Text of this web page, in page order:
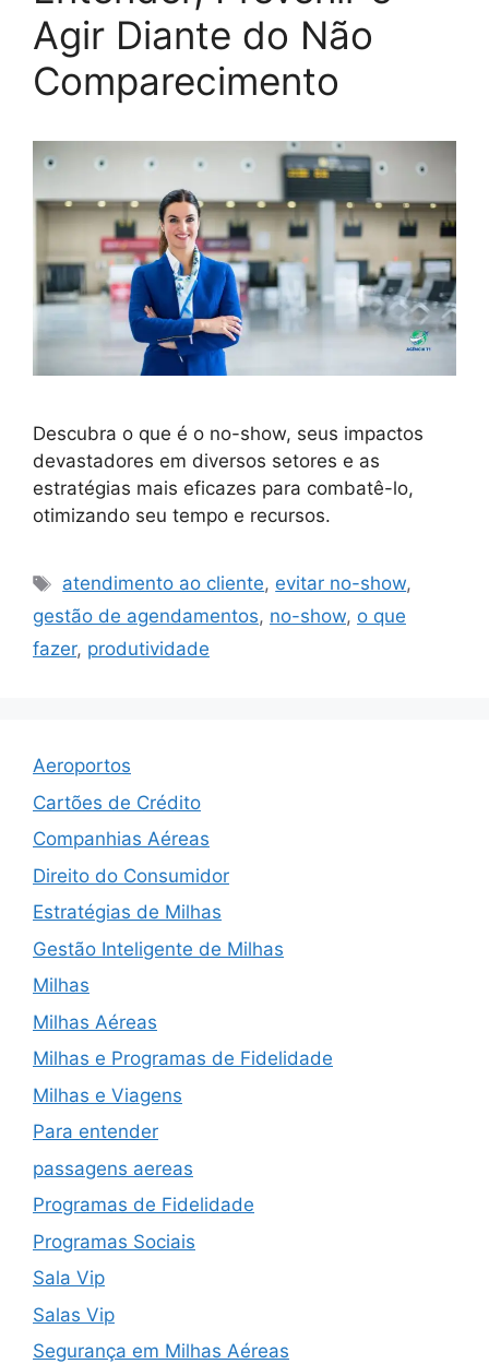
Agir Diante do Não
Comparecimento
Descubra o que é o no-show, seus impactos
devastadores em diversos setores e as
estratégias mais eficazes para combatê-lo,
otimizando seu tempo e recursos.
Tags
atendimento ao cliente, evitar no-show,
gestão de agendamentos, no-show, o que
fazer, produtividade
Aeroportos
Cartões de Crédito
Companhias Aéreas
Direito do Consumidor
Estratégias de Milhas
Gestão Inteligente de Milhas
Milhas
Milhas Aéreas
Milhas e Programas de Fidelidade
Milhas e Viagens
Para entender
passagens aereas
Programas de Fidelidade
Programas Sociais
Sala Vip
Salas Vip
Segurança em Milhas Aéreas